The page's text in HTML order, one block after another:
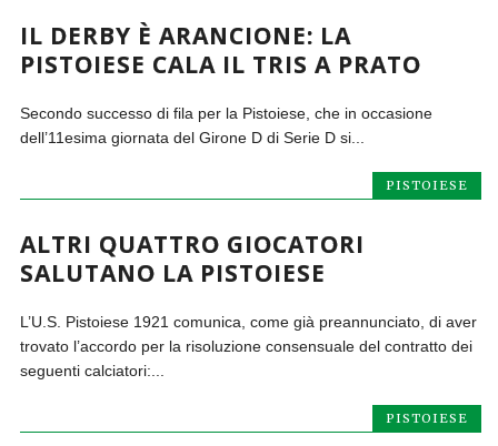
IL DERBY È ARANCIONE: LA
PISTOIESE CALA IL TRIS A PRATO
Secondo successo di fila per la Pistoiese, che in occasione
dell’11esima giornata del Girone D di Serie D si...
PISTOIESE
ALTRI QUATTRO GIOCATORI
SALUTANO LA PISTOIESE
L’U.S. Pistoiese 1921 comunica, come già preannunciato, di aver
trovato l’accordo per la risoluzione consensuale del contratto dei
seguenti calciatori:...
PISTOIESE